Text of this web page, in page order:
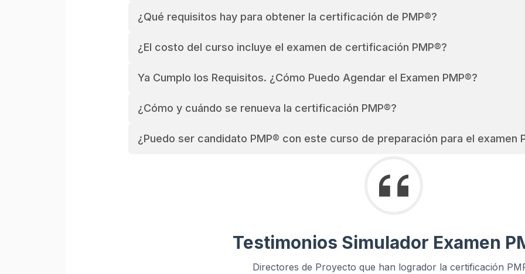
¿Qué requisitos hay para obtener la certificación de PMP®?
¿El costo del curso incluye el examen de certificación PMP®?
Ya Cumplo los Requisitos. ¿Cómo Puedo Agendar el Examen PMP®?
¿Cómo y cuándo se renueva la certificación PMP®?
¿Puedo ser candidato PMP® con este curso de preparación para el examen
Testimonios Simulador Examen
Directores de Proyecto que han logrador la certificación